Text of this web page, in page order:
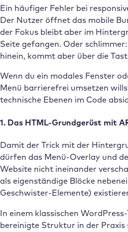
Ein häufiger Fehler bei
Der Nutzer öffnet das mobile
der Fokus bleibt aber im
Seite gefangen. Oder
hinein, kommt aber über die
Wenn du ein modales Fenster
Menü barrierefrei umsetzen
technische Ebenen im Code
1. Das HTML-Grundgerüst mit
Damit der Trick mit der
dürfen das Menü-Overlay und
Website nicht ineinander
als eigenständige Blöcke
Geschwister-Elemente)
In einem klassischen
bereinigte Struktur in der Praxis